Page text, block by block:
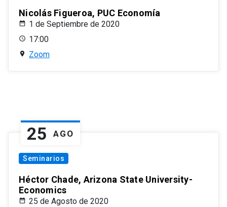
Nicolás Figueroa, PUC Economía
1 de Septiembre de 2020
17:00
Zoom
25 AGO
Seminarios
Héctor Chade, Arizona State University-
Economics
25 de Agosto de 2020